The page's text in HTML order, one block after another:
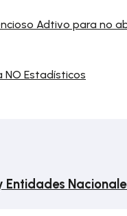
Adtivo para no
NO Estadísticos
Entidades